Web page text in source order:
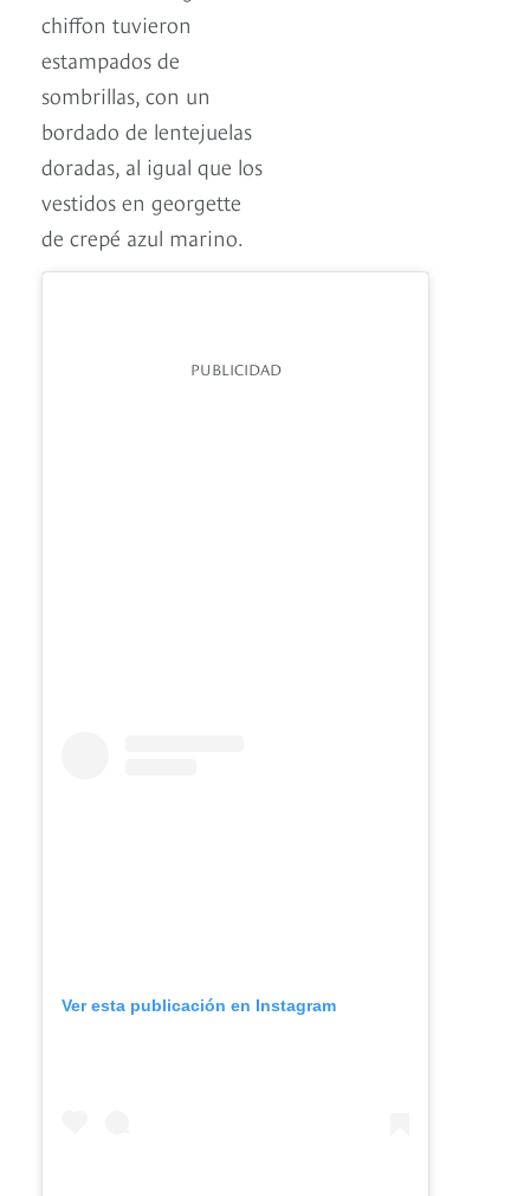
chiffon tuvieron
estampados de
sombrillas, con un
bordado de lentejuelas
doradas, al igual que los
vestidos en georgette
de crepé azul marino.
PUBLICIDAD
Ver esta publicación en Instagram